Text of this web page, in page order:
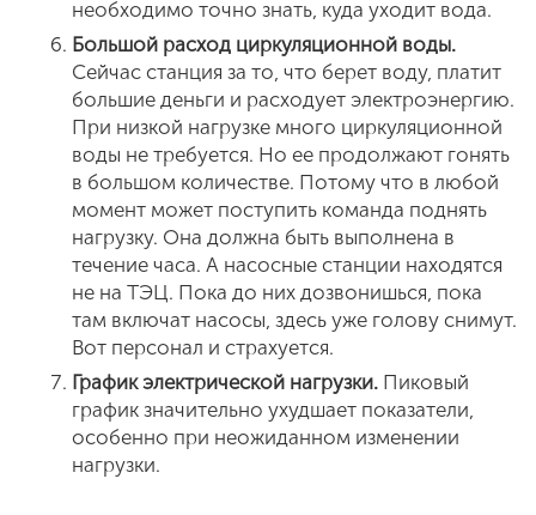
необходимо точно знать, куда уходит вода.
Большой расход циркуляционной воды.
Сейчас станция за то, что берет воду, платит
большие деньги и расходует электроэнергию.
При низкой нагрузке много циркуляционной
воды не требуется. Но ее продолжают гонять
в большом количестве. Потому что в любой
момент может поступить команда поднять
нагрузку. Она должна быть выполнена в
течение часа. А насосные станции находятся
не на ТЭЦ. Пока до них дозвонишься, пока
там включат насосы, здесь уже голову снимут.
Вот персонал и страхуется.
График электрической нагрузки. Пиковый
график значительно ухудшает показатели,
особенно при неожиданном изменении
нагрузки.